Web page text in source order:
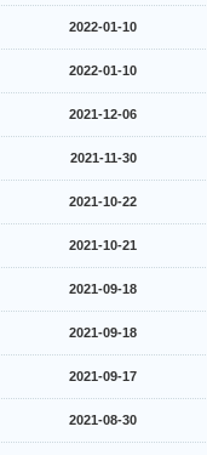
2022-01-10
2022-01-10
2021-12-06
2021-11-30
2021-10-22
2021-10-21
2021-09-18
2021-09-18
2021-09-17
2021-08-30